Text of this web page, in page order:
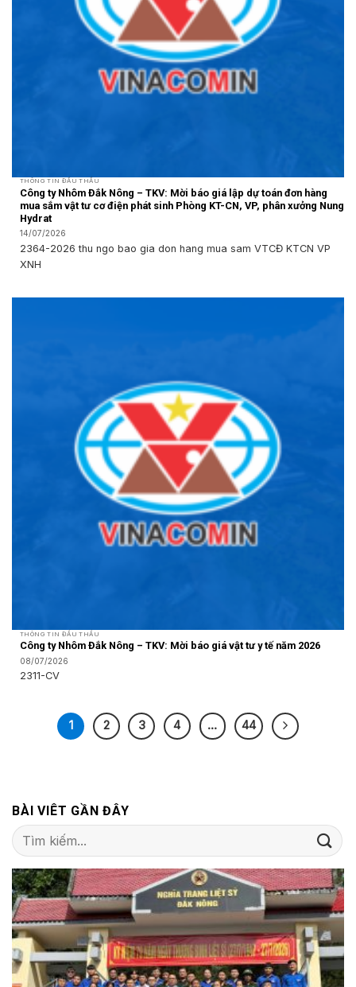
THÔNG TIN ĐẤU THẦU
Công ty Nhôm Đắk Nông – TKV: Mời báo giá lập dự toán đơn hàng
mua sắm vật tư cơ điện phát sinh Phòng KT-CN, VP, phân xưởng Nung
Hydrat
14/07/2026
2364-2026 thu ngo bao gia don hang mua sam VTCĐ KTCN VP
XNH
THÔNG TIN ĐẤU THẦU
Công ty Nhôm Đắk Nông – TKV: Mời báo giá vật tư y tế năm 2026
08/07/2026
2311-CV
1 2 3 4 … 44
BÀI VIÊT GẦN ĐÂY